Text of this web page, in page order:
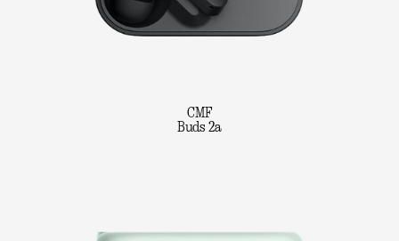
CMF
Buds 2a